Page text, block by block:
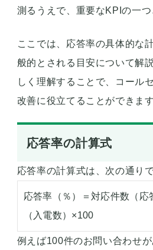
測るうえで、重要なKPIの一つ
ここでは、応答率の具体的な
般的とされる目安について解
しく理解することで、コール
改善に役立てることができます
応答率の計算式
応答率の計算式は、次の通りで
応答率（％）＝対応件数（応
（入電数）×100
例えば100件のお問い合わせ